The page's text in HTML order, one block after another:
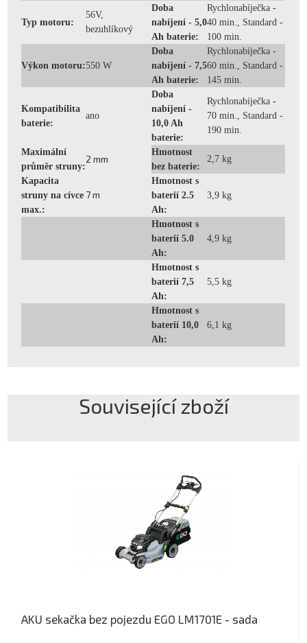
Typ motoru:
56V,
bezuhlíkový
Doba
nabíjení - 5,0
Ah baterie:
Rychlonabíječka -
40 min., Standard -
100 min.
Výkon motoru:550 W
Doba
nabíjení - 7,5
Ah baterie:
Rychlonabíječka -
60 min., Standard -
145 min.
Kompatibilita
baterie:
ano
Doba
nabíjení -
10,0 Ah
baterie:
Rychlonabíječka -
70 min., Standard -
190 min.
Maximální
průměr struny:
2 mm
Hmotnost
bez baterie:
2,7 kg
Kapacita
struny na cívce
max.:
7 m
Hmotnost s
baterií 2.5
Ah:
3,9 kg
Hmotnost s
baterií 5.0
Ah:
4,9 kg
Hmotnost s
baterií 7,5
Ah:
5,5 kg
Hmotnost s
baterií 10,0
Ah:
6,1 kg
Související zboží
AKU sekačka bez pojezdu EGO LM1701E - sada